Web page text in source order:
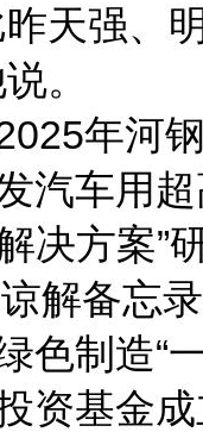
天强、
。
年河
车用超
决方案
解备忘
色制造“
投资基